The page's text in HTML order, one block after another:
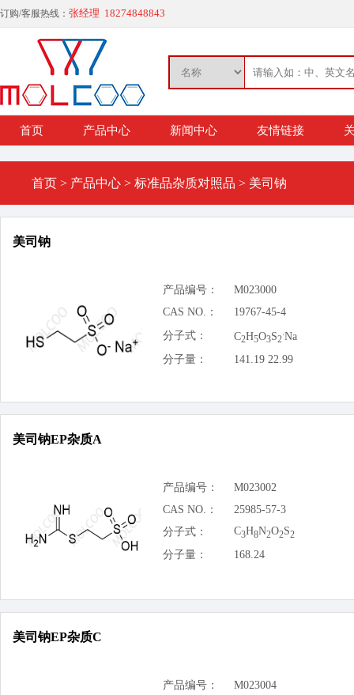
订购/客服热线： 张经理 18274848843
首页 产品中心 新闻中心 友情链接
首页 > 产品中心 > 标准品杂质对照品 > 美司钠
美司钠
产品编号：
M023000
CAS NO.：
19767-45-4
分子式：
C2H5O3S2
.Na
分子量：
141.19 22.99
美司钠EP杂质A
产品编号：
M023002
CAS NO.：
25985-57-3
分子式：
C3H8N2O2S2
分子量： 168.24
美司钠EP杂质C
产品编号：
M023004